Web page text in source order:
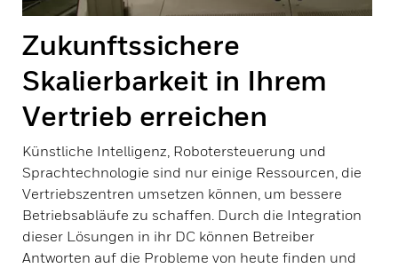
Zukunftssichere
Skalierbarkeit in Ihrem
Vertrieb erreichen
Künstliche Intelligenz, Robotersteuerung und
Sprachtechnologie sind nur einige Ressourcen, die
Vertriebszentren umsetzen können, um bessere
Betriebsabläufe zu schaffen. Durch die Integration
dieser Lösungen in ihr DC können Betreiber
Antworten auf die Probleme von heute finden und